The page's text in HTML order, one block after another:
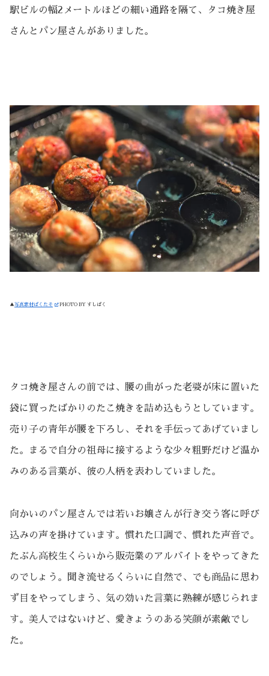
駅ビルの幅2メートルほどの細い通路を隔て、タコ焼き屋
さんとパン屋さんがありました。
▲写真素材ぱくたそ PHOTO BY すしぱく
タコ焼き屋さんの前では、腰の曲がった老婆が床に置いた
袋に買ったばかりのたこ焼きを詰め込もうとしています。
売り子の青年が腰を下ろし、それを手伝ってあげていまし
た。まるで自分の祖母に接するような少々粗野だけど温か
みのある言葉が、彼の人柄を表わしていました。
向かいのパン屋さんでは若いお嬢さんが行き交う客に呼び
込みの声を掛けています。慣れた口調で、慣れた声音で。
たぶん高校生くらいから販売業のアルバイトをやってきた
のでしょう。聞き流せるくらいに自然で、でも商品に思わ
ず目をやってしまう、気の効いた言葉に熟練が感じられま
す。美人ではないけど、愛きょうのある笑顔が素敵でし
た。